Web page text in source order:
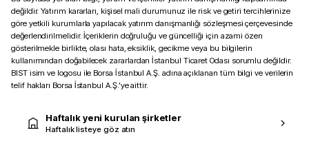
değildir. Yatırım kararları, kişisel mali durumunuz ile risk ve getiri tercihlerinize
göre yetkili kurumlarla yapılacak yatırım danışmanlığı sözleşmesi çerçevesinde
değerlendirilmelidir. İçeriklerin doğruluğu ve güncelliği için azami özen
gösterilmekle birlikte, olası hata, eksiklik, gecikme veya bu bilgilerin
kullanımından doğabilecek zararlardan İstanbul Ticaret Odası sorumlu değildir.
BIST isim ve logosu ile Borsa İstanbul A.Ş. adına açıklanan tüm bilgi ve verilerin
telif hakları Borsa İstanbul A.Ş.’ye aittir.
Haftalık yeni kurulan şirketler
Haftalık listeye göz atın